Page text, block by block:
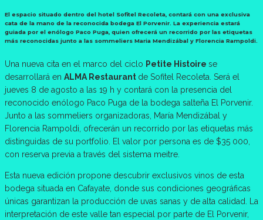
El espacio situado dentro del hotel Sofitel Recoleta, contará con una exclusiva
cata de la mano de la reconocida bodega El Porvenir. La experiencia estará
guiada por el enólogo Paco Puga, quien ofrecerá un recorrido por las etiquetas
más reconocidas junto a las sommeliers Maria Mendizábal y Florencia Rampoldi.
Una nueva cita en el marco del ciclo Petite Histoire se
desarrollará en ALMA Restaurant de Sofitel Recoleta. Será el
jueves 8 de agosto a las 19 h y contará con la presencia del
reconocido enólogo Paco Puga de la bodega salteña El Porvenir.
Junto a las sommeliers organizadoras, María Mendizábal y
Florencia Rampoldi, ofrecerán un recorrido por las etiquetas más
distinguidas de su portfolio. El valor por persona es de $35 000,
con reserva previa a través del sistema meitre.
Esta nueva edición propone descubrir exclusivos vinos de esta
bodega situada en Cafayate, donde sus condiciones geográficas
únicas garantizan la producción de uvas sanas y de alta calidad. La
interpretación de este valle tan especial por parte de El Porvenir,